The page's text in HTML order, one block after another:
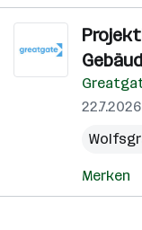
22.7.2026
Merken